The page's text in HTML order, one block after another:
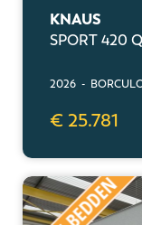
KNAUS
SPORT 420
2026 -
€ 25.781